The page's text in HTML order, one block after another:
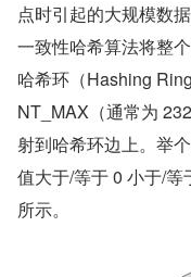
点时引起的大规模数据
一致性哈希算法将整
哈希环（Hashing
NT_MAX（通常为
射到哈希环边上。举
值大于/等于 0 小于/
所示。